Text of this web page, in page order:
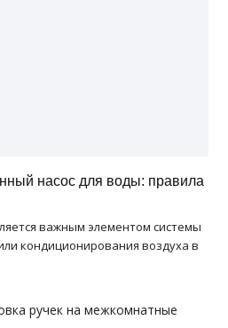
насос для воды: правила
важным элементом системы
кондиционирования воздуха в